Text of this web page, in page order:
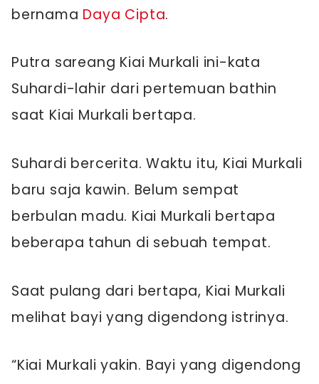
bernama Daya Cipta.
Putra sareang Kiai Murkali ini-kata
Suhardi-lahir dari pertemuan bathin
saat Kiai Murkali bertapa.
Suhardi bercerita. Waktu itu, Kiai Murkali
baru saja kawin. Belum sempat
berbulan madu. Kiai Murkali bertapa
beberapa tahun di sebuah tempat.
Saat pulang dari bertapa, Kiai Murkali
melihat bayi yang digendong istrinya.
“Kiai Murkali yakin. Bayi yang digendong